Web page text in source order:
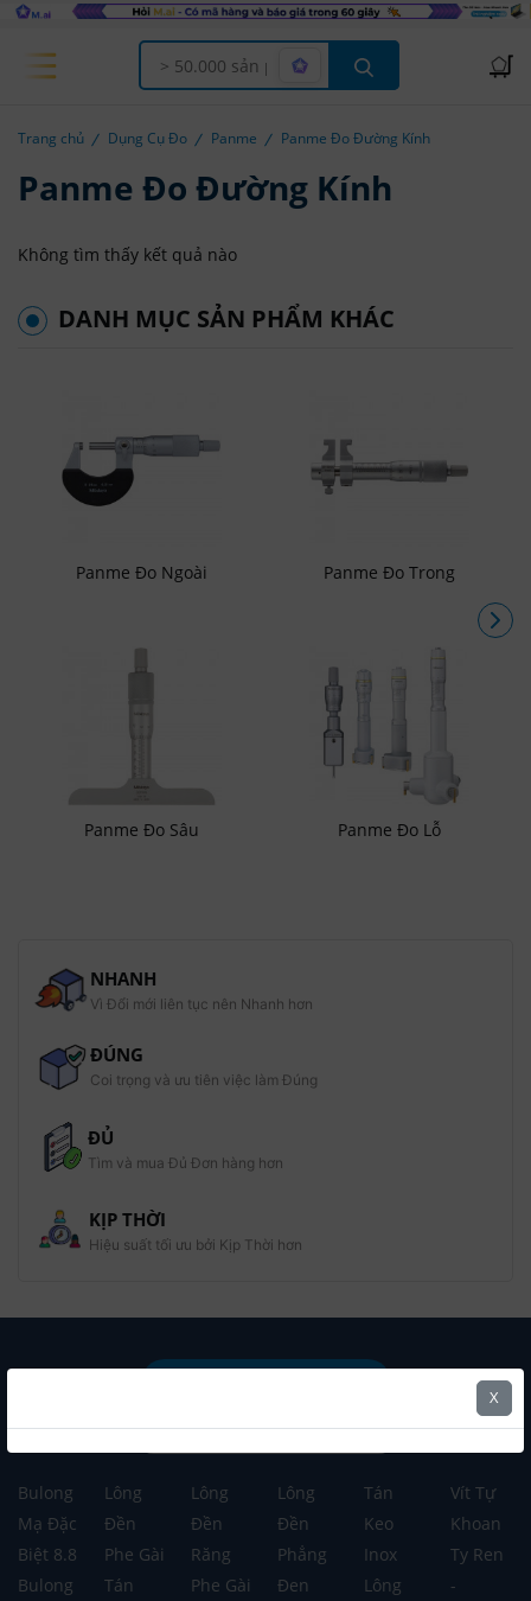
Offcanvas Menu Open
Trang chủ Dụng Cụ Đo Panme Panme Đo Đường Kính
Panme Đo Đường Kính
Không tìm thấy kết quả nào
DANH MỤC SẢN PHẨM KHÁC
Panme Đo Ngoài Panme Đo Trong
Panme Đo Sâu Panme Đo Lỗ
NHANH
Vì Đổi mới liên tục nên Nhanh hơn
ĐÚNG
Coi trọng và ưu tiên việc làm Đúng
ĐỦ
Tìm và mua Đủ Đơn hàng hơn
KỊP THỜI
Hiệu suất tối ưu bởi Kịp Thời hơn
Mua Hàng Theo Thương Hiệu
Bulong
Mạ Đặc
Biệt 8.8
Bulong
Lông
Đền
Phe Gài
Tán
Lông
Đền
Răng
Phe Gài
Lông
Đền
Phẳng
Đen
Tán
Keo
Inox
Lông
Vít Tự
Khoan
Ty Ren
-
X